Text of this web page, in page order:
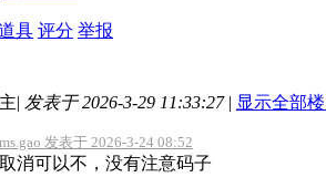
具 评分 举报
| 发表于 2026-3-29 11:33:27 | 显示全部
ms.gao 发表于 2026-3-24 08:52
取消可以不，没有注意码子